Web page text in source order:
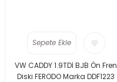
Sepete Ekle
VW CADDY 1.9TDİ BJB Ön Fren
Diski FERODO Marka DDF1223